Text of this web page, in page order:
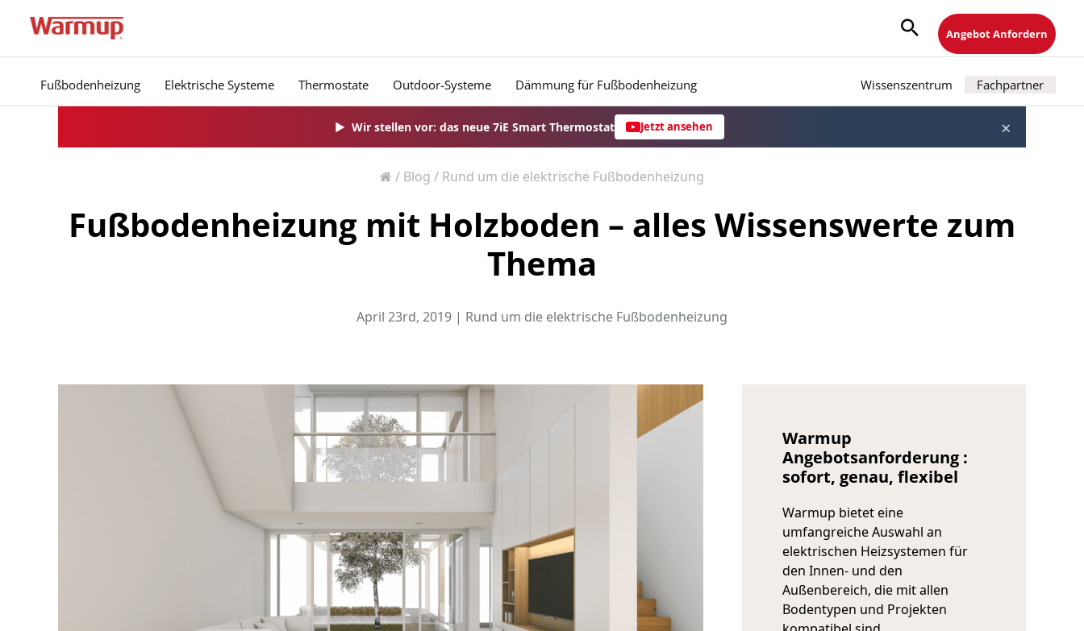
Inhalt
Angebot Anfordern
Fußbodenheizung Elektrische Systeme Thermostate Outdoor-Systeme Dämmung für Fußbodenheizung Wissenszentrum Fachpartner
▶ Wir stellen vor: das neue 7iE Smart Thermostat Jetzt ansehen ×
/ Blog / Rund um die elektrische Fußbodenheizung
Fußbodenheizung mit Holzboden – alles Wissenswerte zum
Thema
April 23rd, 2019 | Rund um die elektrische Fußbodenheizung
Warmup
Angebotsanforderung :
sofort, genau, flexibel
Warmup bietet eine
umfangreiche Auswahl an
elektrischen Heizsystemen für
den Innen- und den
Außenbereich, die mit allen
Bodentypen und Projekten